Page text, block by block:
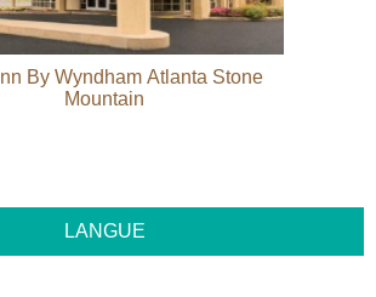
By Wyndham Atlanta Stone
Mountain